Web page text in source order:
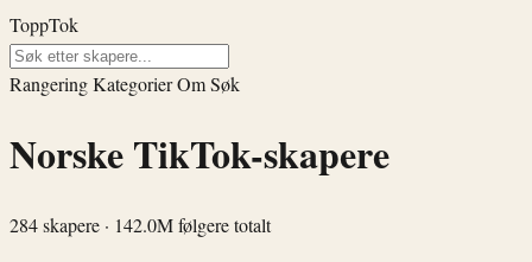
ToppTok
RangeringKategorierOmSøk
Norske TikTok-skapere
284 skapere · 142.0M følgere totalt